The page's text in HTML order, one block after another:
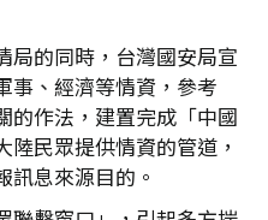
局的同時，台灣國安局宣
事、經濟等情資，參考
的作法，建置完成「中國
民眾提供情資的管道，
訊息來源目的。